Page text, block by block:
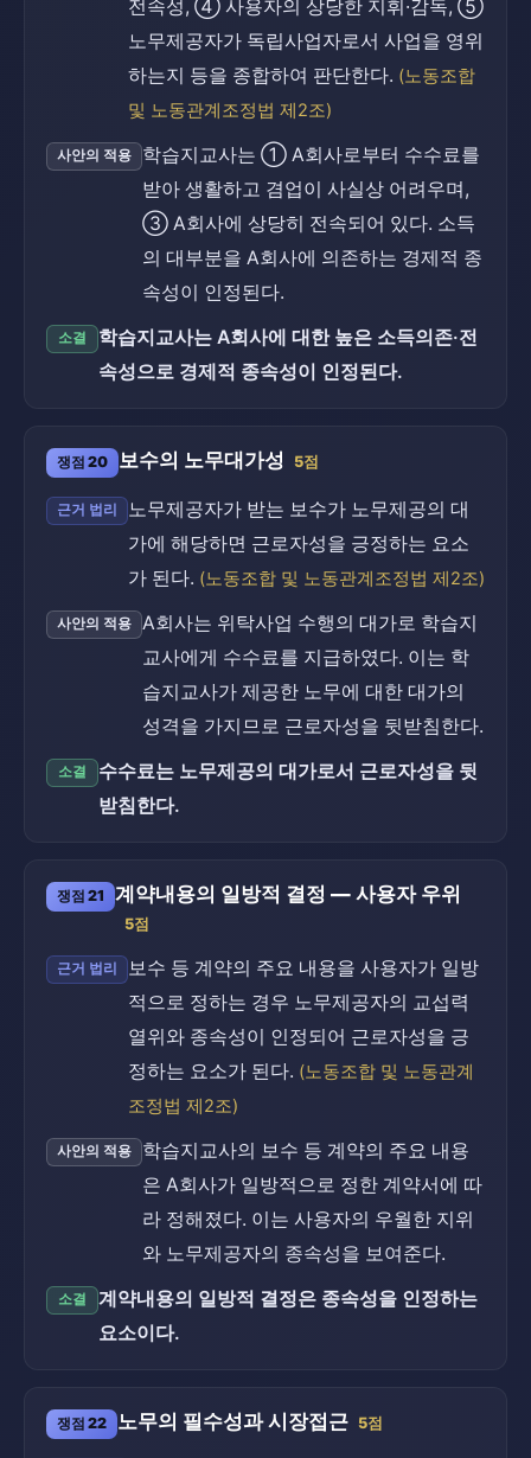
전속성, ④ 사용자의 상당한 지휘·감독, ⑤
노무제공자가 독립사업자로서 사업을 영위
하는지 등을 종합하여 판단한다. (노동조합
및 노동관계조정법 제2조)
사안의 적용
학습지교사는 ① A회사로부터 수수료를
받아 생활하고 겸업이 사실상 어려우며,
③ A회사에 상당히 전속되어 있다. 소득
의 대부분을 A회사에 의존하는 경제적 종
속성이 인정된다.
소결
학습지교사는 A회사에 대한 높은 소득의존·전
속성으로 경제적 종속성이 인정된다.
쟁점 20 보수의 노무대가성 5점
근거 법리
노무제공자가 받는 보수가 노무제공의 대
가에 해당하면 근로자성을 긍정하는 요소
가 된다. (노동조합 및 노동관계조정법 제2조)
사안의 적용
A회사는 위탁사업 수행의 대가로 학습지
교사에게 수수료를 지급하였다. 이는 학
습지교사가 제공한 노무에 대한 대가의
성격을 가지므로 근로자성을 뒷받침한다.
소결
수수료는 노무제공의 대가로서 근로자성을 뒷
받침한다.
쟁점 21 계약내용의 일방적 결정 — 사용자 우위
5점
근거 법리
보수 등 계약의 주요 내용을 사용자가 일방
적으로 정하는 경우 노무제공자의 교섭력
열위와 종속성이 인정되어 근로자성을 긍
정하는 요소가 된다. (노동조합 및 노동관계
조정법 제2조)
사안의 적용
학습지교사의 보수 등 계약의 주요 내용
은 A회사가 일방적으로 정한 계약서에 따
라 정해졌다. 이는 사용자의 우월한 지위
와 노무제공자의 종속성을 보여준다.
소결
계약내용의 일방적 결정은 종속성을 인정하는
요소이다.
쟁점 22 노무의 필수성과 시장접근 5점